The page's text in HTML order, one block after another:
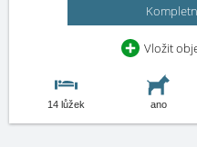
Vložit
14 lůžek ano